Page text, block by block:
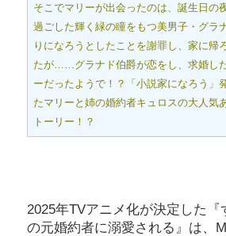
そこでマリーが出会ったのは、誕生日の
過ごした輝く緑の瞳をもつ美男子・グラ
りになろうとしたことを謝罪し、家に帰
たが……グラナド伯爵が恋をし、求婚し
ーだったようで！？「小説家になろう」
たマリーと姉の婚約者キュロスの大人気
トーリー！？
2025年TVアニメ化が決定した
の元婚約者に溺愛される』は、